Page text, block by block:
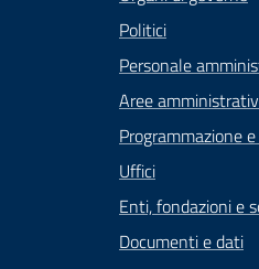
Politici
Personale
Aree
Programmazione
Uffici
Enti, fondazioni e
Documenti e dati